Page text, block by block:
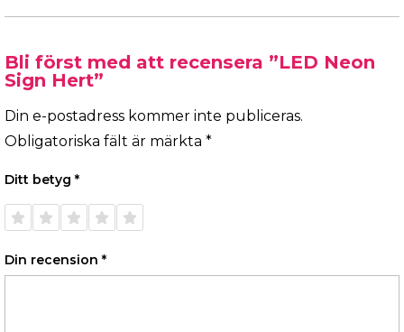
Bli först med att recensera ”LED Neon
Sign Hert”
Din e-postadress kommer inte publiceras.
Obligatoriska fält är märkta *
Ditt betyg *
1 av 5
stjärnor
2 av 5
stjärnor
3 av 5
stjärnor
4 av 5
stjärnor
5 av 5
stjärnor
Din recension *